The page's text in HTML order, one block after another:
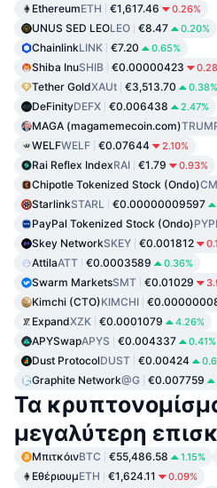
EthereumETH €1,617.46 0.26%
UNUS SED LEOLEO €8.47 0.20%
ChainlinkLINK €7.20 0.65%
Shiba InuSHIB €0.00000423
Tether GoldXAUt €3,513.70 0.38%
DeFinityDEFX €0.006438 2.47%
MAGA (magamemecoin.com)
WELFWELF €0.07644 2.10%
Rai Reflex IndexRAI €1.79 0.93%
Chipotle Tokenized Stock (Ondo)
StarlinkSTARL €0.00000009597
PayPal Tokenized Stock (Ondo)
Skey NetworkSKEY €0.001812
AttilaATT €0.0003589 0.36%
Swarm MarketsSMT €0.01029
Kimchi (CTO)KIMCHI
ExpandXZK €0.0001079 4.26%
APYSwapAPYS €0.004337 0.41%
Dust ProtocolDUST €0.00424
Graphite Network@G €0.007759
Τα
μεγαλύτερη
ΜπιτκόινBTC €55,486.58 1.15%
ΕθέριουμETH €1,624.11 0.09%